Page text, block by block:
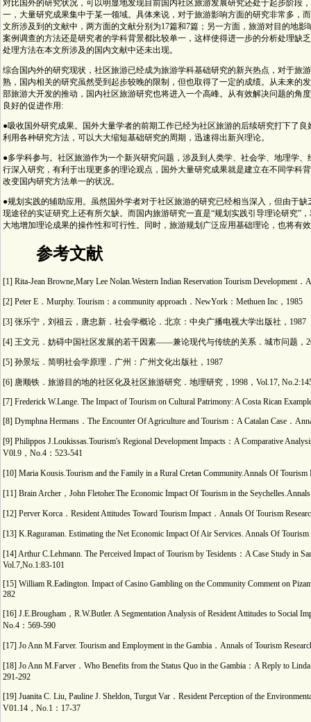
对比国外的研究状况，可以明显地发现目前国内社区旅游发展研究还处于起步阶段
一，大量研究成果集中于某一领域。具体来说，对于旅游影响方面的研究非常多，
文所涉及到的文献中，两方面的文献分别为17篇和7篇；另一方面，旅游对目的地
案例调查的方法还是研究者的学科背景都比较单一，这样使得进一步的分析处理缺
处理方法在本文所涉及的国内文献中还未出现。
综合国内外的研究现状，社区旅游已经成为旅游学科基础研究的新兴热点，对于旅
熟，国内相关的研究虽然受到起步较晚的限制，但也取得了一定的成绩。从未来的
部旅游大开发的推动，国内社区旅游研究也将进入一个高峰。从有效解决问题的角
良好的促进作用:
●吸收国外研究成果。国外大量学者的前期工作已经为社区旅游的后续研究打下了
利用各种研究方法，可以大大缩短基础研究的周期，迅速得出新兴理论。
●多学科参与。社区旅游作为一个新兴研究问题，涉及到人类学、社会学、地理学
行深入研究，有利于出现更多的理论观点，国外大量研究成果就是建立在不同学科
改变国内研究方法单一的状况。
●规划实践的辅助应用。虽然国外学者对于社区旅游的研究已经相当深入，但由于
现途径的实证研究上还有所欠缺。而国内旅游研究一直是“规划实践引导理论研究”
大地增加理论成果的操作性和可行性。同时，旅游规划广泛应用基础理论，也将有
参考文献
[1] Rita-Jean Browne,Mary Lee Nolan.Western Indian Reservation Tourism Development
[2] Peter E．Murphy. Tourism：a community approach．NewYork：Methuen Inc，1985
[3] 张乐宁，刘祖云，唐忠新．社会学概论．北京：中央广播电视大学出版社，1987
[4] 王文元．妨碍中国社区发展的若干因素——兼论现代与传统的关系．城市问题，
[5] 孙景坛．简明社会学原理．广州：广州文化出版社，1987
[6] 唐顺铁．旅游目的地的社区化及社区旅游研究．地理研究，1998，Vol.17,
[7] Frederick W.Lange. The Impact of Tourism on Cultural Patrimony: A Costa Rican
[8] Dymphna Hermans．The Encounter Of Agriculture and Tourism：A Catalan Case．
[9] Philippos J.Loukissas.Tourism's Regional Development Impacts：A Comparative
V0l.9，No.4：523-541
[10] Maria Kousis.Tourism and the Family in a Rural Cretan Community.Annals Of
[11] Brain Archer，John Fletoher.The Economic Impact Of Tourism in the
[12] Perver Korca．Resident Attitudes Toward Tourism Impact．Annals Of Tourism
[13] K.Raguraman. Estimating the Net Economic Impact Of Air Services. Annals Of
[14] Arthur C.Lehmann. The Perceived Impact of Tourism by Tesidents：A Case Study in
Vol.7,No.1:83-101
[15] William R.Eadington. Impact of Casino Gambling on the Community Comment on
282
[16] J.E.Brougham，R.W.Butler. A Segmentation Analysis of Resident Attitudes to Social
No.4：569-590
[17] Jo Ann M.Farver. Tourism and Employment in the Gambia．Annals of Tourism
[18] Jo Ann M.Farver．Who Benefits from the Status Quo in the Gambia：A Reply to
291-292
[19] Juanita C. Liu, Pauline J. Sheldon, Turgut Var．Resident Perception of the
V01.14，No.1：17-37